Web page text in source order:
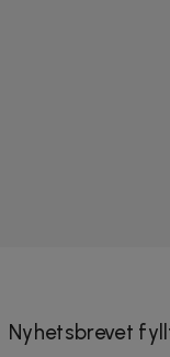
Nyhetsbrevet